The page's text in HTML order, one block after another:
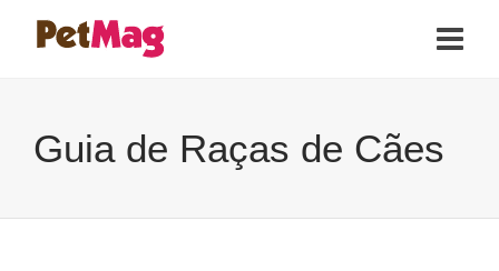
Guia de Raças de Cães